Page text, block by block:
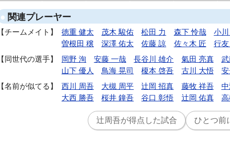
関連プレーヤー
チームメイト 徳重 健太 茂木 駿佑 松田 力 森下 怜哉 小
曽根田 穣
深澤 佑太 佐藤 諒 佐々木 匠
行
同世代の選手
岡野 洵 安藤 一哉 長谷川 雄介 氣田 亮真
山下 優人
鳥海 晃司 榎本 啓吾 古川 大悟
名前が似てる
西川 周吾 大槻 周平 辻岡 招真 藤牧 祥吾
大西 勝吾
桜井 鐘吾 谷口 彰悟 辻岡 佑真
辻周吾が得点した試合 ひとつ前